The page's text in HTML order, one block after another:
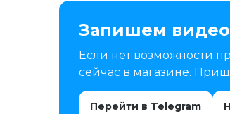
Запишем видео
Если нет возможности
сейчас в магазине.
Перейти в Telegram